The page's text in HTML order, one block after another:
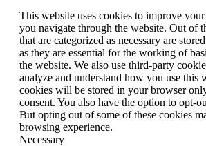
This website uses cookies to improve
you navigate through the website. Out of
that are categorized as necessary are
as they are essential for the working of
the website. We also use third-party
analyze and understand how you use this
cookies will be stored in your browser
consent. You also have the option to opt-
But opting out of some of these cookies
browsing experience.
Necessary